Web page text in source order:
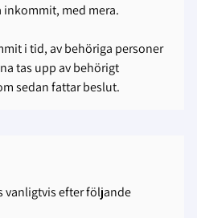
inkommit, med mera.
i tid, av behöriga personer
tas upp av behörigt
sedan fattar beslut.
vanligtvis efter följande